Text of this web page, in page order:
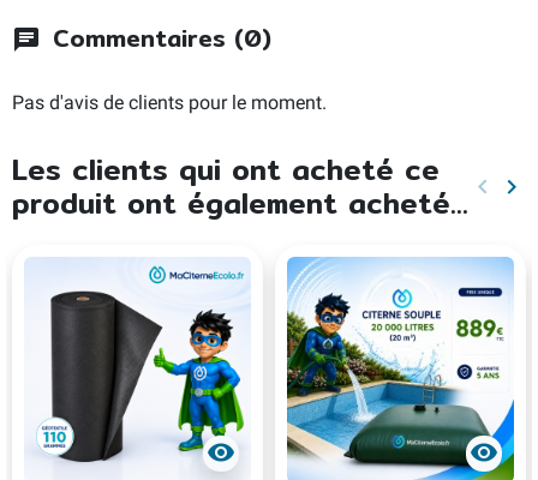
chat Commentaires (0)
Pas d'avis de clients pour le moment.
Les clients qui ont acheté ce
produit ont également acheté... keyboard_arrow_left keyboard_arrow_right
visibility visibility